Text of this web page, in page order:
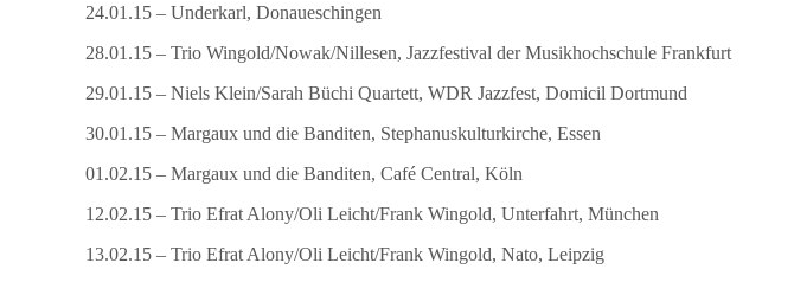
24.01.15 – Underkarl, Donaueschingen
28.01.15 – Trio Wingold/Nowak/Nillesen, Jazzfestival der Musikhochschule Frankfurt
29.01.15 – Niels Klein/Sarah Büchi Quartett, WDR Jazzfest, Domicil Dortmund
30.01.15 – Margaux und die Banditen, Stephanuskulturkirche, Essen
01.02.15 – Margaux und die Banditen, Café Central, Köln
12.02.15 – Trio Efrat Alony/Oli Leicht/Frank Wingold, Unterfahrt, München
13.02.15 – Trio Efrat Alony/Oli Leicht/Frank Wingold, Nato, Leipzig